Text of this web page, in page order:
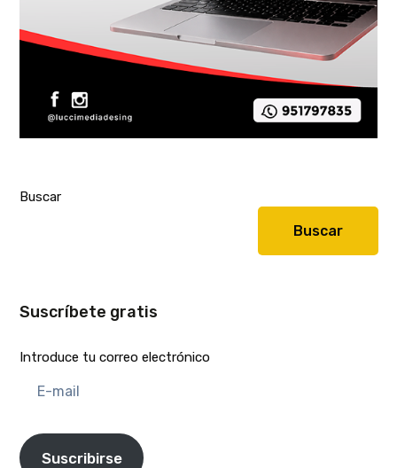
Buscar
Buscar
Suscríbete gratis
Introduce tu correo electrónico
mail
Suscribirse